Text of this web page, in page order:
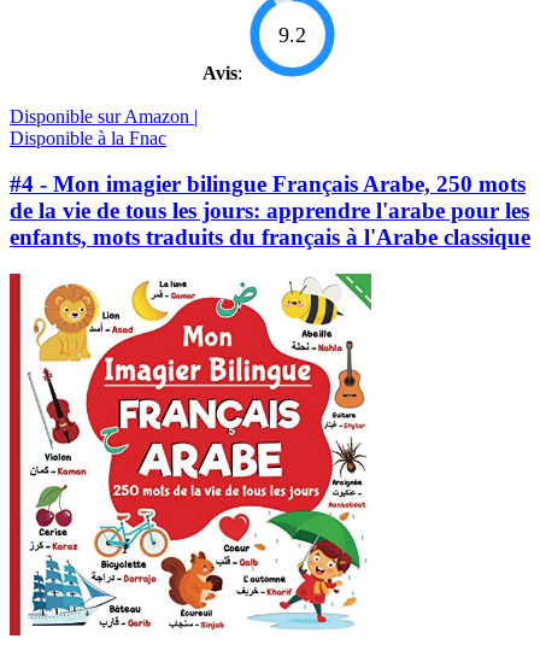
Avis:
9.2
Disponible sur Amazon |
Disponible à la Fnac
#4 - Mon imagier bilingue Français Arabe, 250 mots
de la vie de tous les jours: apprendre l'arabe pour les
enfants, mots traduits du français à l'Arabe classique